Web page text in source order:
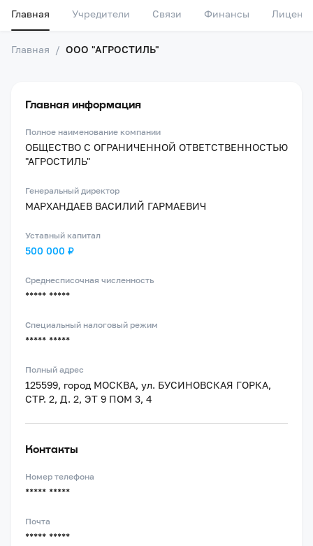
Главная Учредители Связи Финансы
Главная / ООО "АГРОСТИЛЬ"
Главная информация
Полное наименование компании
ОБЩЕСТВО С ОГРАНИЧЕННОЙ ОТВЕТСТВЕННОСТЬЮ
"АГРОСТИЛЬ"
Генеральный директор
МАРХАНДАЕВ ВАСИЛИЙ ГАРМАЕВИЧ
Уставный капитал
500 000 ₽
Среднесписочная численность
***** *****
Специальный налоговый режим
***** *****
Полный адрес
125599, город МОСКВА, ул. БУСИНОВСКАЯ ГОРКА,
СТР. 2, Д. 2, ЭТ 9 ПОМ 3, 4
Контакты
Номер телефона
***** *****
Почта
***** *****